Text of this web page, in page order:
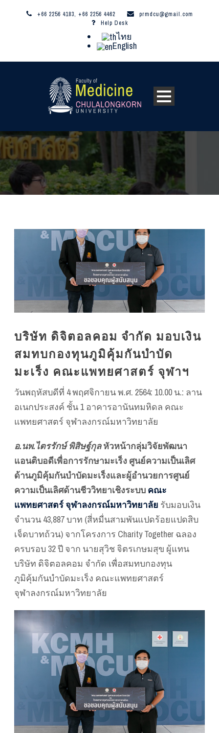
+66 2256 4183, +66 2256 4462
prmdcu@gmail.com
Help Desk
ไทย
English
บริษัท ดิจิตอลคอม จำกัด มอบเงิน
สมทบกองทุนภูมิคุ้มกันบำบัด
มะเร็ง คณะแพทยศาสตร์ จุฬาฯ
วันพฤหัสบดีที่ 4 พฤศจิกายน พ.ศ. 2564: 10.00 น.: ลาน
อเนกประสงค์ ชั้น 1 อาคารอานันทมหิดล คณะ
แพทยศาสตร์ จุฬาลงกรณ์มหาวิทยาลัย
อ.นพ.ไตรรักษ์ พิสิษฐ์กุลหัวหน้ากลุ่มวิจัยพัฒนา
แอนติบอดีเพื่อการรักษามะเร็ง ศูนย์ความเป็นเลิศ
ด้านภูมิคุ้มกันบำบัดมะเร็งและผู้อำนวยการศูนย์
ความเป็นเลิศด้านชีววิทยาเชิงระบบ คณะ
แพทยศาสตร์ จุฬาลงกรณ์มหาวิทยาลัย รับมอบเงิน
จำนวน 43,887 บาท (สี่หมื่นสามพันแปดร้อยแปดสิบ
เจ็ดบาทถ้วน) จากโครงการ Charity Together ฉลอง
ครบรอบ 32 ปี จาก นายสุวิช จิตรเกษมสุข ผู้แทน
บริษัท ดิจิตอลคอม จำกัด เพื่อสมทบกองทุน
ภูมิคุ้มกันบำบัดมะเร็ง คณะแพทยศาสตร์
จุฬาลงกรณ์มหาวิทยาลัย